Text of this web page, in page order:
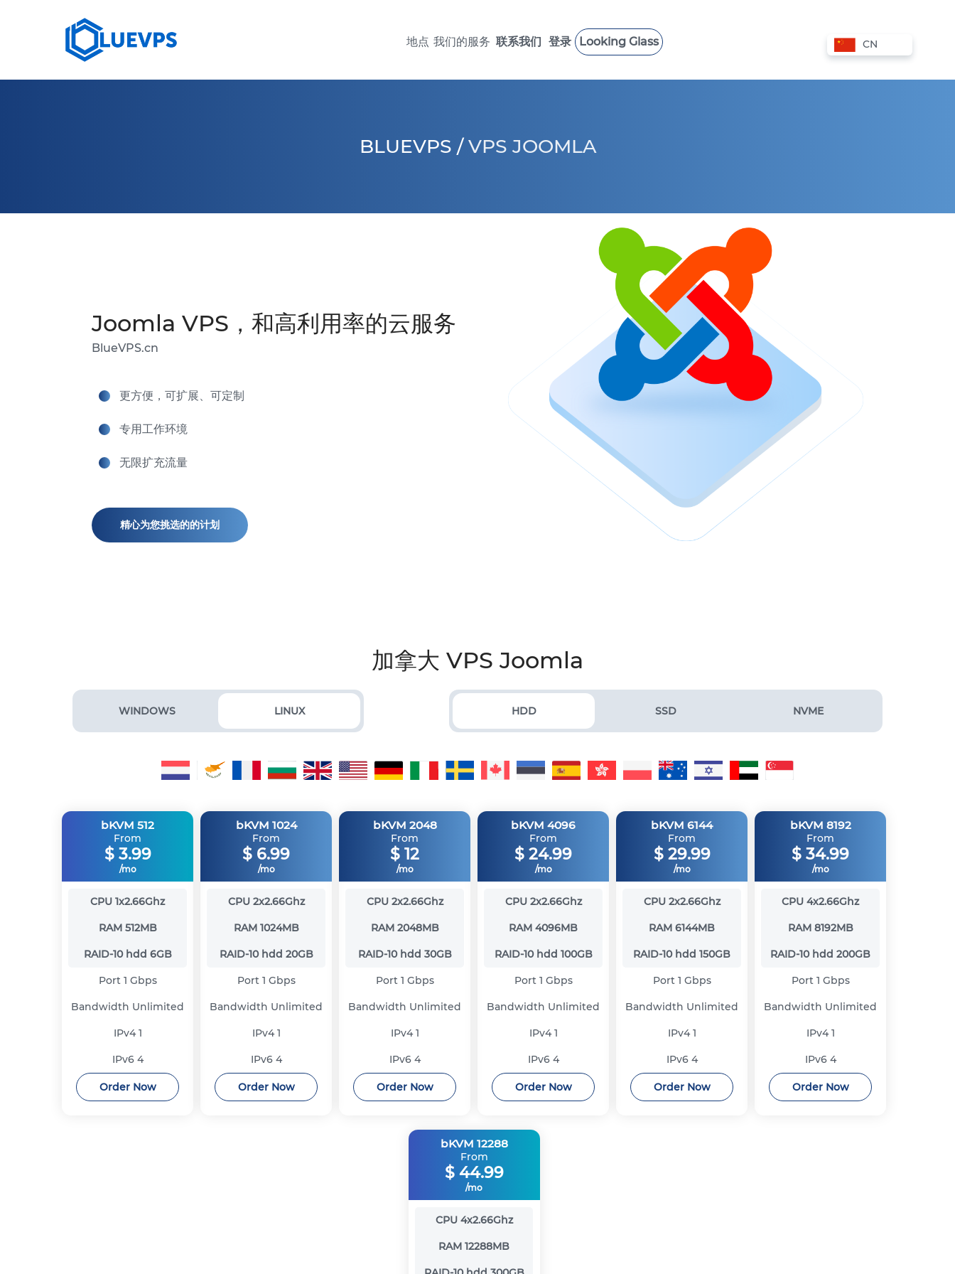
地点 我们的服务 联系我们 登录 Looking Glass CN
BLUEVPS /VPS JOOMLA
Joomla VPS，和高利用率的云服务
BlueVPS.cn
更方便，可扩展、可定制
专用工作环境
无限扩充流量
精心为您挑选的的计划
加拿大 VPS Joomla
WINDOWS LINUX HDD SSD NVME
bKVM 512
From
$ 3.99
/mo
CPU 1x2.66Ghz
RAM 512MB
RAID-10 hdd 6GB
Port 1 Gbps
Bandwidth Unlimited
IPv41
IPv6 4
Order Now
bKVM 1024
From
$ 6.99
/mo
CPU 2x2.66Ghz
RAM 1024MB
RAID-10 hdd 20GB
Port 1 Gbps
Bandwidth Unlimited
IPv41
IPv6 4
Order Now
bKVM 2048
From
$ 12
/mo
CPU 2x2.66Ghz
RAM 2048MB
RAID-10 hdd 30GB
Port 1 Gbps
Bandwidth Unlimited
IPv41
IPv6 4
Order Now
bKVM 4096
From
$ 24.99
/mo
CPU 2x2.66Ghz
RAM 4096MB
RAID-10 hdd 100GB
Port 1 Gbps
Bandwidth Unlimited
IPv41
IPv6 4
Order Now
bKVM 6144
From
$ 29.99
/mo
CPU 2x2.66Ghz
RAM 6144MB
RAID-10 hdd 150GB
Port 1 Gbps
Bandwidth Unlimited
IPv41
IPv6 4
Order Now
bKVM 8192
From
$ 34.99
/mo
CPU 4x2.66Ghz
RAM 8192MB
RAID-10 hdd 200GB
Port 1 Gbps
Bandwidth Unlimited
IPv41
IPv6 4
Order Now
bKVM 12288
From
$ 44.99
/mo
CPU 4x2.66Ghz
RAM 12288MB